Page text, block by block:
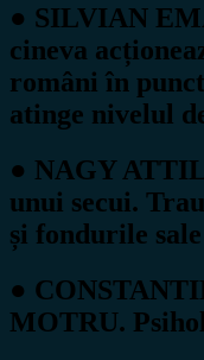
● SILVIAN
cineva
români în
atinge nivelul
● NAGY
unui secui.
și fondurile
●
MOTRU.